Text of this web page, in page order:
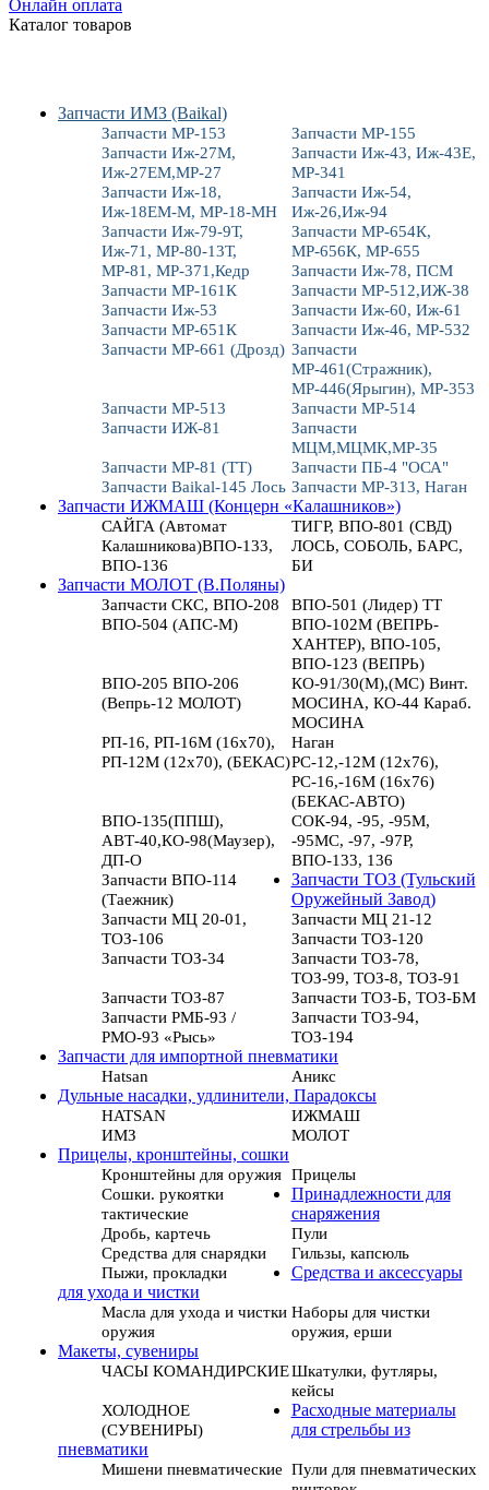
Онлайн оплата
Каталог товаров
Запчасти ИМЗ (Baikal)
Запчасти МР-153
Запчасти МР-155
Запчасти Иж-27М,
Иж-27ЕМ,МР-27
Запчасти Иж-43, Иж-43Е,
МР-341
Запчасти Иж-18,
Иж-18ЕМ-М, МР-18-МН
Запчасти Иж-54,
Иж-26,Иж-94
Запчасти Иж-79-9Т,
Иж-71, МР-80-13Т,
МР-81, МР-371,Кедр
Запчасти МР-654К,
МР-656К, МР-655
Запчасти Иж-78, ПСМ
Запчасти МР-161К
Запчасти МР-512,ИЖ-38
Запчасти Иж-53
Запчасти Иж-60, Иж-61
Запчасти МР-651К
Запчасти Иж-46, МР-532
Запчасти МР-661 (Дрозд) Запчасти
МР-461(Стражник),
МР-446(Ярыгин), МР-353
Запчасти МР-513
Запчасти МР-514
Запчасти ИЖ-81
Запчасти
МЦМ,МЦМК,МР-35
Запчасти МР-81 (ТТ)
Запчасти ПБ-4 "ОСА"
Запчасти Baikal-145 Лось Запчасти МР-313, Наган
Запчасти ИЖМАШ (Концерн «Калашников»)
САЙГА (Автомат
Калашникова)ВПО-133,
ВПО-136
ТИГР, ВПО-801 (СВД)
ЛОСЬ, СОБОЛЬ, БАРС,
БИ
Запчасти МОЛОТ (В.Поляны)
Запчасти СКС, ВПО-208
ВПО-501 (Лидер) ТТ
ВПО-504 (АПС-М)
ВПО-102М (ВЕПРЬ-
ХАНТЕР), ВПО-105,
ВПО-123 (ВЕПРЬ)
ВПО-205 ВПО-206
(Вепрь-12 МОЛОТ)
КО-91/30(М),(МС) Винт.
МОСИНА, КО-44 Караб.
МОСИНА
РП-16, РП-16М (16х70),
РП-12М (12х70), (БЕКАС)
Наган
РС-12,-12М (12х76),
РС-16,-16М (16х76)
(БЕКАС-АВТО)
ВПО-135(ППШ),
АВТ-40,КО-98(Маузер),
ДП-О
СОК-94, -95, -95М,
-95МС, -97, -97Р,
ВПО-133, 136
Запчасти ВПО-114
(Таежник)
Запчасти ТОЗ (Тульский
Оружейный Завод)
Запчасти МЦ 20-01,
ТОЗ-106
Запчасти МЦ 21-12
Запчасти ТОЗ-120
Запчасти ТОЗ-34
Запчасти ТОЗ-78,
ТОЗ-99, ТОЗ-8, ТОЗ-91
Запчасти ТОЗ-87
Запчасти ТОЗ-Б, ТОЗ-БМ
Запчасти РМБ-93 /
РМО-93 «Рысь»
Запчасти ТОЗ-94,
ТОЗ-194
Запчасти для импортной пневматики
Hatsan
Аникс
Дульные насадки, удлинители, Парадоксы
HATSAN
ИЖМАШ
ИМЗ
МОЛОТ
Прицелы, кронштейны, сошки
Кронштейны для оружия Прицелы
Сошки. рукоятки
тактические
Принадлежности для
снаряжения
Дробь, картечь
Пули
Средства для снарядки
Гильзы, капсюль
Пыжи, прокладки
Средства и аксессуары
для ухода и чистки
Масла для ухода и чистки
оружия
Наборы для чистки
оружия, ерши
Макеты, сувениры
ЧАСЫ КОМАНДИРСКИЕШкатулки, футляры,
кейсы
ХОЛОДНОЕ
(СУВЕНИРЫ)
Расходные материалы
для стрельбы из
пневматики
Мишени пневматические Пули для пневматических